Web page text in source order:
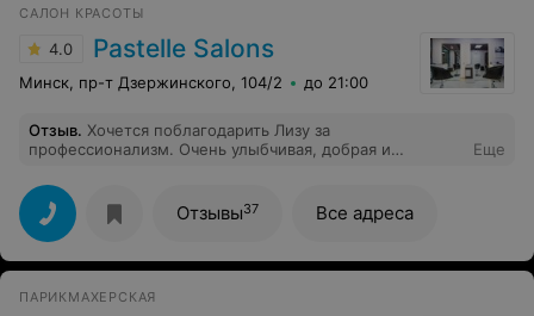
САЛОН КРАСОТЫ
4.0 Pastelle Salons
Минск, пр-т Дзержинского, 104/2 до 21:00
Отзыв. Хочется поблагодарить Лизу за
профессионализм. Очень улыбчивая, добрая и
по-настоящему, влюбленный в свое дело! Стригла
очень бережно. Остался доволен ее работой. Ушел с
шикарной стрижкой и великолепным настроением.
Тот редкий случай, когда нет мысли: « Ну, ничего,
отрастет!»
Еще
Отзывы37 Все адреса
ПАРИКМАХЕРСКАЯ